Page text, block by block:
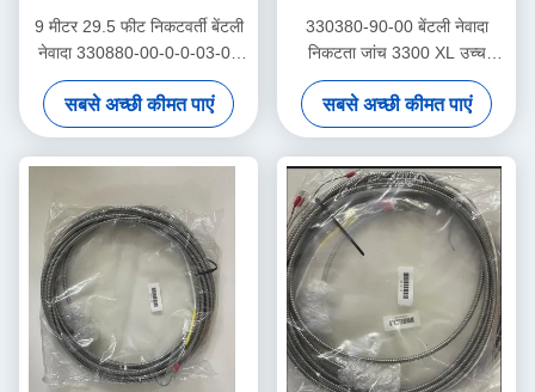
9 मीटर 29.5 फीट निकटवर्ती बेंटली
नेवादा 330880-00-0-0-03-02
PROXPAC निकटवर्ती ट्रांसड्यूसर
विधानसभा
सबसे अच्छी कीमत पाएं
330380-90-00 बेंटली नेवादा
निकटता जांच 3300 XL उच्च
तापमान निकटता सेंसर
सबसे अच्छी कीमत पाएं